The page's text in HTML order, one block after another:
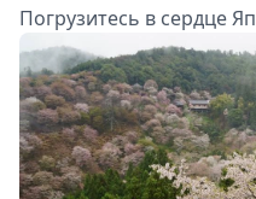
Погрузитесь в сердце